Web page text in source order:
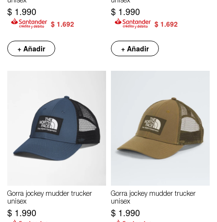
$ 1.990
$ 1.692
+ Añadir
$ 1.990
$ 1.692
+ Añadir
Gorra jockey mudder trucker
unisex
$ 1.990
Gorra jockey mudder trucker
unisex
$ 1.990